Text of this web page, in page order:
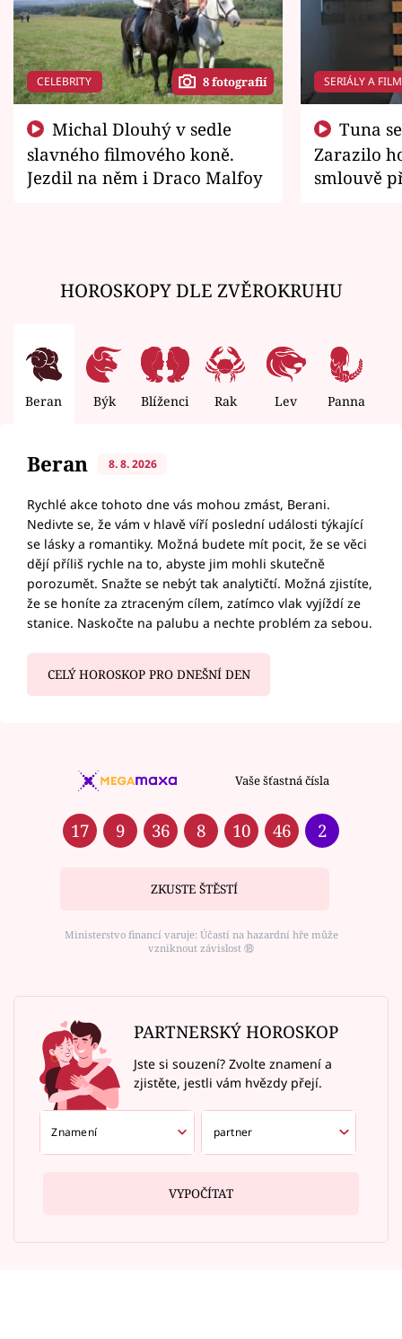
CELEBRITY 8 fotografií
slavného filmového koně.
Jezdil na něm i Draco Malfoy
SERIÁLY A
Zarazilo
smlouvě
HOROSKOPY DLE ZVĚROKRUHU
Beran Býk Blíženci Rak Lev Panna
Beran 8. 8. 2026
Rychlé akce tohoto dne vás mohou zmást, Berani.
Nedivte se, že vám v hlavě víří poslední události týkající
se lásky a romantiky. Možná budete mít pocit, že se věci
dějí příliš rychle na to, abyste jim mohli skutečně
porozumět. Snažte se nebýt tak analytičtí. Možná zjistíte,
že se honíte za ztraceným cílem, zatímco vlak vyjíždí ze
stanice. Naskočte na palubu a nechte problém za sebou.
CELÝ HOROSKOP PRO DNEŠNÍ DEN
Vaše šťastná čísla
17 9 36 8 10 46 2
ZKUSTE ŠTĚSTÍ
Ministerstvo financí varuje: Účastí na hazardní hře může
vzniknout závislost ⑱
PARTNERSKÝ HOROSKOP
Jste si souzení? Zvolte znamení a
zjistěte, jestli vám hvězdy přejí.
VYPOČÍTAT